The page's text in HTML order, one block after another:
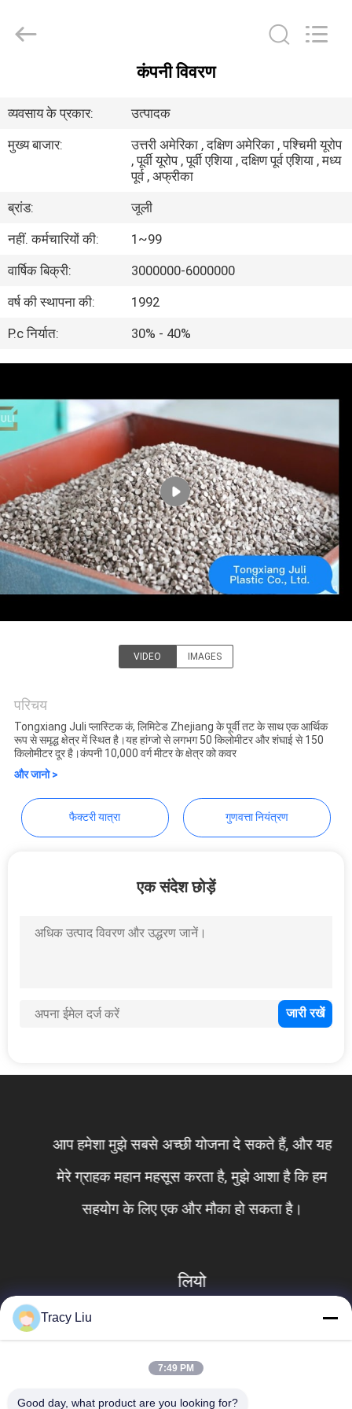
उत्पाद
बारे
में
कारखाने
दौरा
गुणवत्ता
नियंत्रण
हमसे
संपर्क
करें
बोली
गोपनीयता
नीति
Rights
कंपनी विवरण
व्यवसाय के प्रकार:
उत्पादक
मुख्य बाजार:
उत्तरी अमेरिका , दक्षिण अमेरिका , पश्चिमी यूरोप
, पूर्वी यूरोप , पूर्वी एशिया , दक्षिण पूर्व एशिया , मध्य
पूर्व , अफ्रीका
ब्रांड:
जूली
नहीं. कर्मचारियों की:
1~99
वार्षिक बिक्री:
3000000-6000000
वर्ष की स्थापना की:
1992
P.c निर्यात:
30% - 40%
VIDEO IMAGES
परिचय
Tongxiang Juli प्लास्टिक कं, लिमिटेड Zhejiang के पूर्वी तट के साथ एक आर्थिक
रूप से समृद्ध क्षेत्र में स्थित है।यह हांग्जो से लगभग 50 किलोमीटर और शंघाई से 150
किलोमीटर दूर है।कंपनी 10,000 वर्ग मीटर के क्षेत्र को कवर
और जानो >
फैक्टरी यात्रा गुणवत्ता नियंत्रण
एक संदेश छोड़ें
आप हमेशा मुझे सबसे अच्छी योजना दे सकते हैं, और यह
मेरे ग्राहक महान महसूस करता है, मुझे आशा है कि हम
सहयोग के लिए एक और मौका हो सकता है।
लियो
Tracy Liu
7:49 PM
Good day, what product are you looking for?